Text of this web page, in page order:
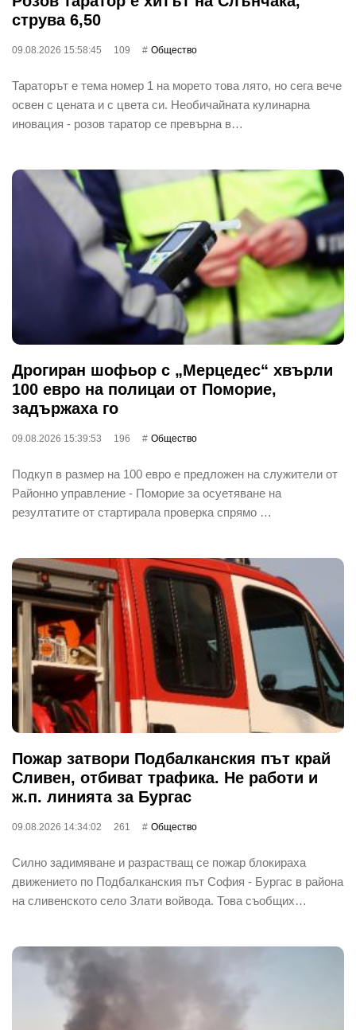
струва 6,50
09.08.2026 15:58:45 109 Общество
Тараторът е тема номер 1 на морето това лято, но сега вече
освен с цената и с цвета си. Необичайната кулинарна
иновация - розов таратор се превърна в…
Дрогиран шофьор с „Мерцедес“ хвърли
100 евро на полицаи от Поморие,
задържаха го
09.08.2026 15:39:53 196 Общество
Подкуп в размер на 100 евро е предложен на служители от
Районно управление - Поморие за осуетяване на
резултатите от стартирала проверка спрямо …
Пожар затвори Подбалканския път край
Сливен, отбиват трафика. Не работи и
ж.п. линията за Бургас
09.08.2026 14:34:02 261 Общество
Силно задимяване и разрастващ се пожар блокираха
движението по Подбалканския път София - Бургас в района
на сливенското село Злати войвода. Това съобщих…